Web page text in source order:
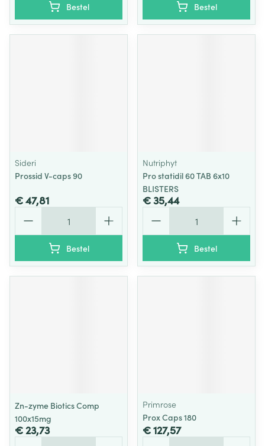
Bestel Bestel
Sideri
Prossid V-caps 90
€ 47,81
Bestel
Nutriphyt
Pro statidil 60 TAB 6x10
BLISTERS
€ 35,44
Bestel
Zn-zyme Biotics Comp
100x15mg
€ 23,73
Primrose
Prox Caps 180
€ 127,57